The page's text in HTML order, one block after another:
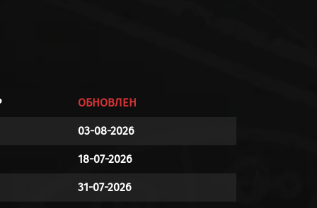
ОБНОВЛЕН
03-08-2026
18-07-2026
31-07-2026